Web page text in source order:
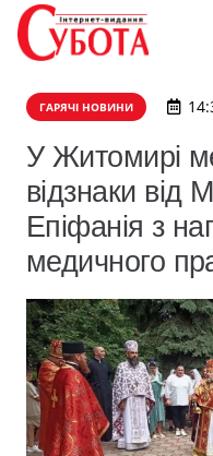
ГАРЯЧІ НОВИНИ
У Житомирі
відзнаки від
Епіфанія з
медичного